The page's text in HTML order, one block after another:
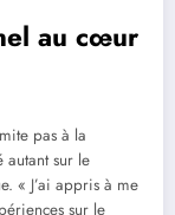
au cœur
pas à la
autant sur le
« J’ai appris à me
sur le